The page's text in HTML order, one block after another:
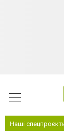
Наші